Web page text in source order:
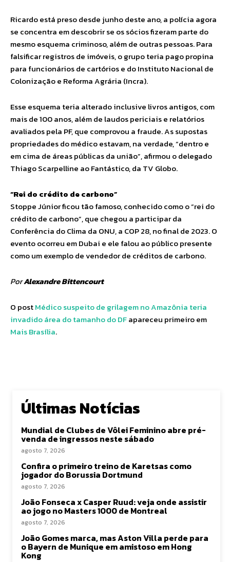
Ricardo está preso desde junho deste ano, a polícia agora
se concentra em descobrir se os sócios fizeram parte do
mesmo esquema criminoso, além de outras pessoas. Para
falsificar registros de imóveis, o grupo teria pago propina
para funcionários de cartórios e do Instituto Nacional de
Colonização e Reforma Agrária (Incra).
Esse esquema teria alterado inclusive livros antigos, com
mais de 100 anos, além de laudos periciais e relatórios
avaliados pela PF, que comprovou a fraude. As supostas
propriedades do médico estavam, na verdade, “dentro e
em cima de áreas públicas da união”, afirmou o delegado
Thiago Scarpelline ao Fantástico, da TV Globo.
“Rei do crédito de carbono”
Stoppe Júnior ficou tão famoso, conhecido como o “rei do
crédito de carbono”, que chegou a participar da
Conferência do Clima da ONU, a COP 28, no final de 2023. O
evento ocorreu em Dubai e ele falou ao público presente
como um exemplo de vendedor de créditos de carbono.
PorAlexandre Bittencourt
O postMédico suspeito de grilagem no Amazônia teria
invadido área do tamanho do DFapareceu primeiro em
Mais Brasília.
Últimas Notícias
Mundial de Clubes de Vôlei Feminino abre pré-
venda de ingressos neste sábado
agosto 7, 2026
Confira o primeiro treino de Karetsas como
jogador do Borussia Dortmund
agosto 7, 2026
João Fonseca x Casper Ruud: veja onde assistir
ao jogo no Masters 1000 de Montreal
agosto 7, 2026
João Gomes marca, mas Aston Villa perde para
o Bayern de Munique em amistoso em Hong
Kong